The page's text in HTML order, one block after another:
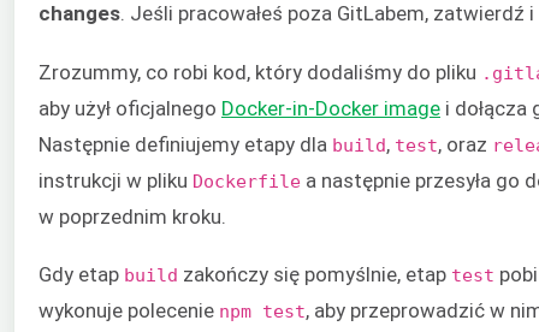
changes. Jeśli pracowałeś poza GitLabem, zatwierdź
Zrozummy, co robi kod, który dodaliśmy do pliku
aby użył oficjalnego Docker-in-Docker image i dołącza
Następnie definiujemy etapy dla build, test, oraz
instrukcji w pliku Dockerfile a następnie przesyła go
w poprzednim kroku.
Gdy etap build zakończy się pomyślnie, etap test
wykonuje polecenie npm test, aby przeprowadzić w